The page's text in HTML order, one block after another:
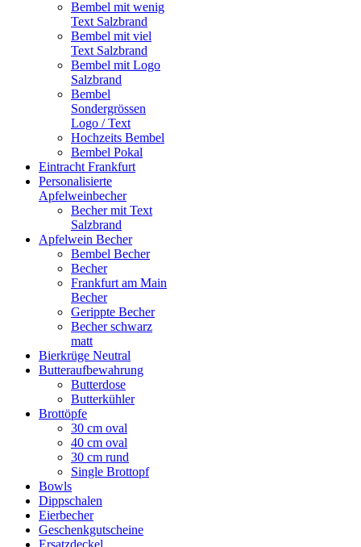
Bembel mit wenig
Text Salzbrand
Bembel mit viel
Text Salzbrand
Bembel mit Logo
Salzbrand
Bembel
Sondergrössen
Logo / Text
Hochzeits Bembel
Bembel Pokal
Eintracht Frankfurt
Personalisierte
Apfelweinbecher
Becher mit Text
Salzbrand
Apfelwein Becher
Bembel Becher
Becher
Frankfurt am Main
Becher
Gerippte Becher
Becher schwarz
matt
Bierkrüge Neutral
Butteraufbewahrung
Butterdose
Butterkühler
Brottöpfe
30 cm oval
40 cm oval
30 cm rund
Single Brottopf
Bowls
Dippschalen
Eierbecher
Geschenkgutscheine